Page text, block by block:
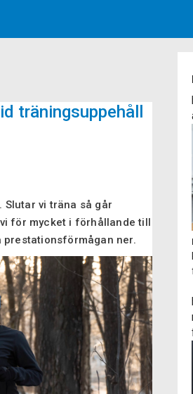
träningsuppehåll
vi träna så går
för mycket i förhållande till
ner.